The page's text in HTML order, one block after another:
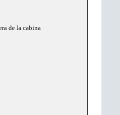
de la cabina